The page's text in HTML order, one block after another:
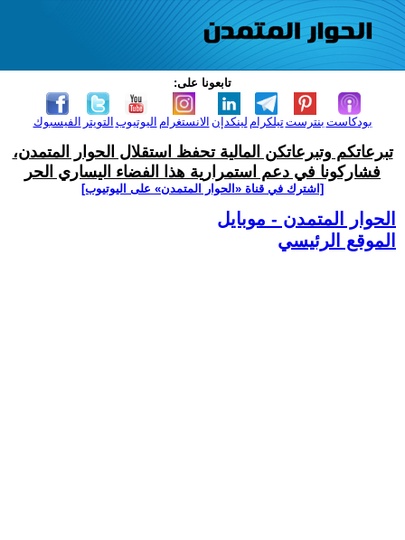
تابعونا على:
الفيسبوك التويتر اليوتيوب الانستغرام لينكدإن تيلكرامبنترست بودكاست
تبرعاتكم وتبرعاتكن المالية تحفظ استقلال الحوار المتمدن،
فشاركونا في دعم استمرارية هذا الفضاء اليساري الحر
[اشترك في قناة ‫«الحوار المتمدن» على اليوتيوب]
الحوار المتمدن - موبايل
الموقع الرئيسي